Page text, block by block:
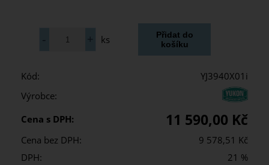
ks
Kód:
YJ3940X01i
Výrobce:
Cena s DPH:
11 590,00 Kč
Cena bez DPH:
9 578,51 Kč
DPH:
21 %